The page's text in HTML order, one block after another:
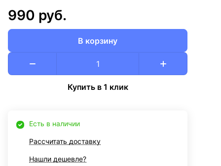
990 руб.
В корзину
Купить в 1 клик
Есть в наличии
Рассчитать доставку
Нашли дешевле?